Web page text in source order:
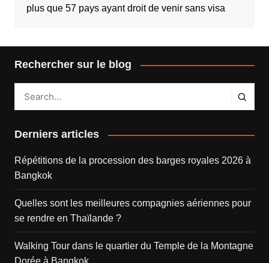
plus que 57 pays ayant droit de venir sans visa
Rechercher sur le blog
Derniers articles
Répétitions de la procession des barges royales 2026 à
Bangkok
Quelles sont les meilleures compagnies aériennes pour
se rendre en Thaïlande ?
Walking Tour dans le quartier du Temple de la Montagne
Dorée à Bangkok